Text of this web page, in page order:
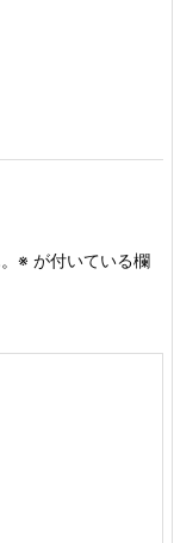
※ が付いている欄